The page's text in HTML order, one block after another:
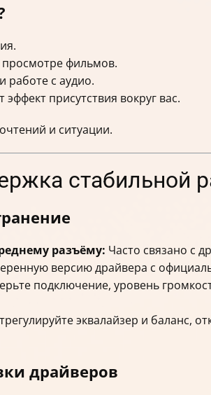
фильмов.
работе с аудио.
присутствия вокруг вас.
и ситуации.
стабильной
разъёму: Часто связано с
версию драйвера с
подключение, уровень
эквалайзер и баланс,
драйверов